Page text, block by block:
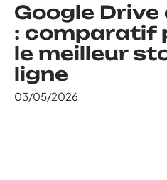
Google Drive
: comparatif
le meilleur
ligne
03/05/2026